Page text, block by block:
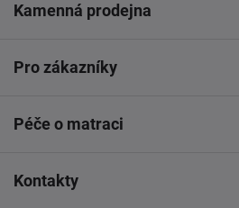
Kamenná prodejna
Pro zákazníky
Péče o matraci
Kontakty